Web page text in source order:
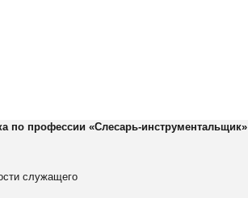
по профессии «Слесарь-инструментальщик»
служащего